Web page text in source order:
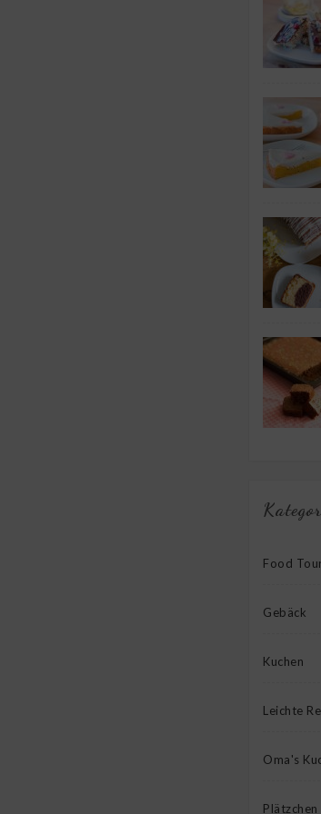
Food
Gebäck
Kuchen
Leichte
Oma's
Plätzchen